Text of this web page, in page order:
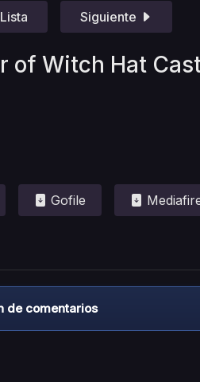
Lista Siguiente
of Witch Hat
Gofile
de comentarios